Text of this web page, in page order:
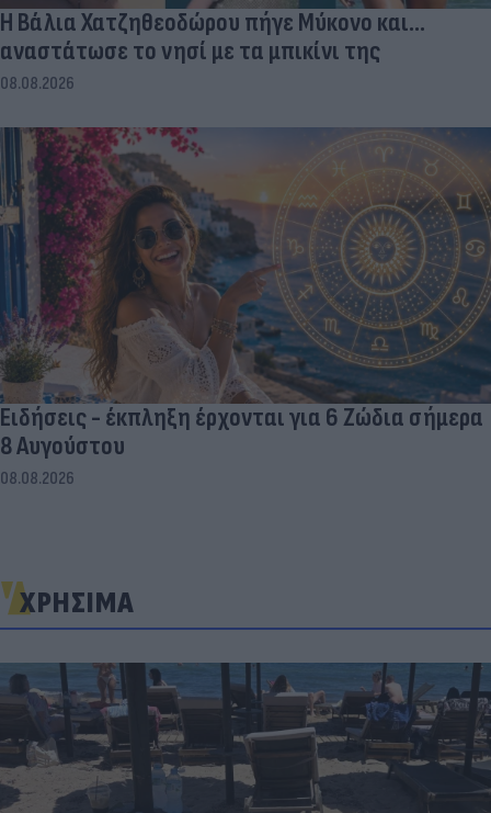
Η Βάλια Χατζηθεοδώρου πήγε Μύκονο και...
αναστάτωσε το νησί με τα μπικίνι της
08.08.2026
Ειδήσεις - έκπληξη έρχονται για 6 Ζώδια σήμερα
8 Αυγούστου
08.08.2026
ΧΡΗΣΙΜΑ